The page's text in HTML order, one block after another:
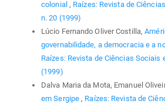
colonial , Raízes: Revista de
n. 20 (1999)
Lúcio Fernando Oliver Costilla,
governabilidade, a democracia e a
Raízes: Revista de Ciências Sociais
(1999)
Dalva Maria da Mota, Emanuel
em Sergipe, Raízes: Revista de